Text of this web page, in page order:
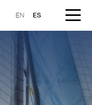
EN ES